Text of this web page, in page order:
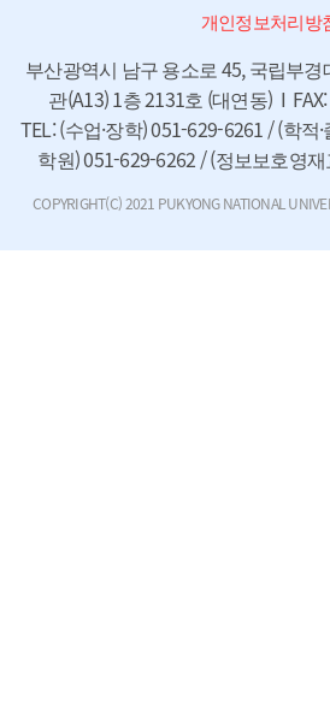
개인정보처리방
부산광역시 남구 용소로 45, 국립부
관(A13) 1층 2131호 (대연동)  I
TEL: (수업·장학) 051-629-6261 / (학적
학원) 051-629-6262 / (정보보호영
COPYRIGHT(C) 2021 PUKYONG NATIONAL